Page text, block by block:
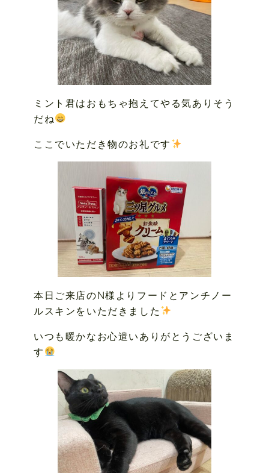
ミント君はおもちゃ抱えてやる気ありそう
だね
ここでいただき物のお礼です
本日ご来店のN様よりフードとアンチノー
ルスキンをいただきました
いつも暖かなお心遣いありがとうございま
す